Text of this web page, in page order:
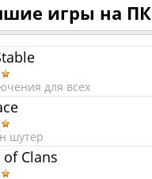
игры на ПК
для всех
шутер
of Clans